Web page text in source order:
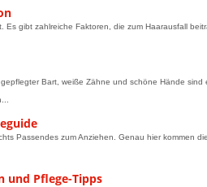
gibt zahlreiche Faktoren, die zum Haarausfall
Bart, weiße Zähne und schöne Hände sind
Passendes zum Anziehen. Genau hier kommen
und Pflege-Tipps